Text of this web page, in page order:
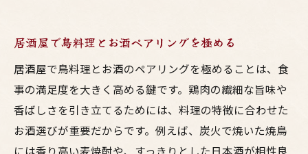
居酒屋で鳥料理とお酒ペアリングを極める
居酒屋で鳥料理とお酒のペアリングを極めることは、食
事の満足度を大きく高める鍵です。鶏肉の繊細な旨味や
香ばしさを引き立てるためには、料理の特徴に合わせた
お酒選びが重要だからです。例えば、炭火で焼いた焼鳥
には香り高い麦焼酎や、すっきりとした日本酒が相性良